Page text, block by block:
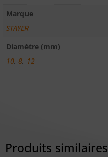
Marque
STAYER
Diamètre (mm)
10, 8, 12
Produits similaires